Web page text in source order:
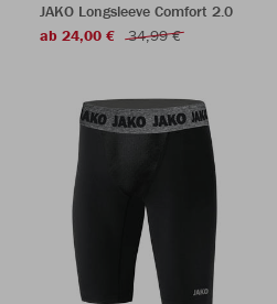
JAKO Longsleeve Comfort 2.0
ab 24,00 €
34,99 €